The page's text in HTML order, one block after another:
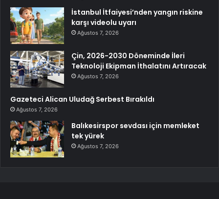
İstanbul İtfaiyesi’nden yangın riskine
karşı videolu uyarı
Ağustos 7, 2026
Çin, 2026-2030 Döneminde İleri
Teknoloji Ekipman İthalatını Artıracak
Ağustos 7, 2026
Gazeteci Alican Uludağ Serbest Bırakıldı
Ağustos 7, 2026
Balıkesirspor sevdası için memleket
tek yürek
Ağustos 7, 2026